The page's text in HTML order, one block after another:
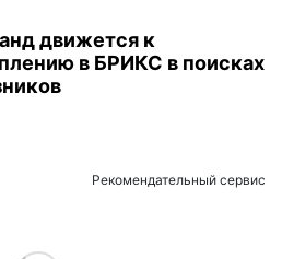
движется к
в БРИКС в поисках
Рекомендательный сервис